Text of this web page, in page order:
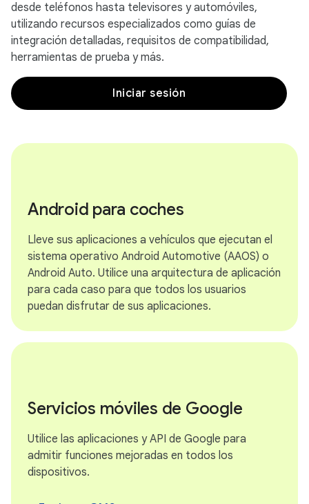
desde teléfonos hasta televisores y automóviles,
utilizando recursos especializados como guías de
integración detalladas, requisitos de compatibilidad,
herramientas de prueba y más.
Iniciar sesión
Android para coches
Lleve sus aplicaciones a vehículos que ejecutan el
sistema operativo Android Automotive (AAOS) o
Android Auto. Utilice una arquitectura de aplicación
para cada caso para que todos los usuarios
puedan disfrutar de sus aplicaciones.
Servicios móviles de Google
Utilice las aplicaciones y API de Google para
admitir funciones mejoradas en todos los
dispositivos.